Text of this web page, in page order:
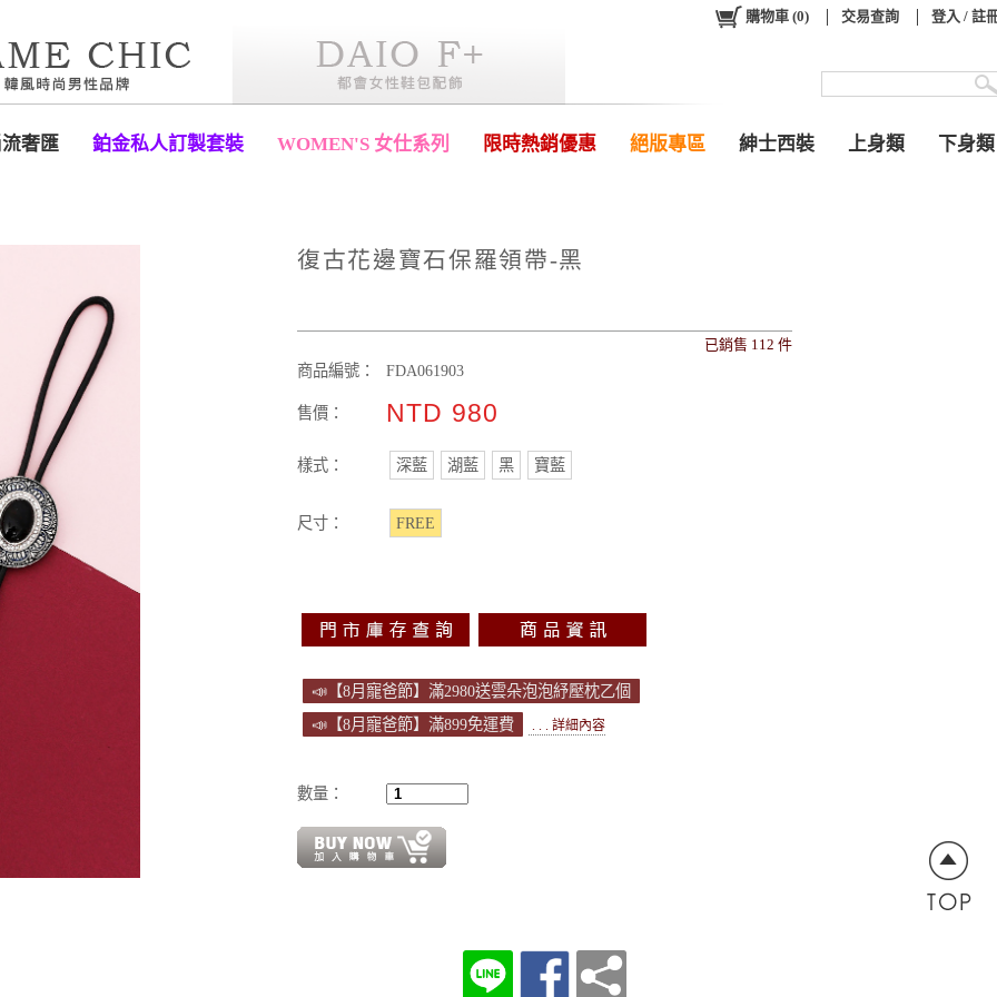
奢匯 鉑金私人訂製套裝 WOMEN'S 女仕系列 限時熱銷優惠 絕版專區 紳士西裝 上身類 下身類
購物車 (0) 交易查詢 登入 / 註
復古花邊寶石保羅領帶-黑
已銷售 112 件
商品編號： FDA061903
售價： NTD 980
樣式： 深藍 湖藍 黑 寶藍
尺寸： FREE
📣【8月寵爸節】滿2980送雲朵泡泡紓壓枕乙個
📣【8月寵爸節】滿899免運費
. . . 詳細內容
數量：